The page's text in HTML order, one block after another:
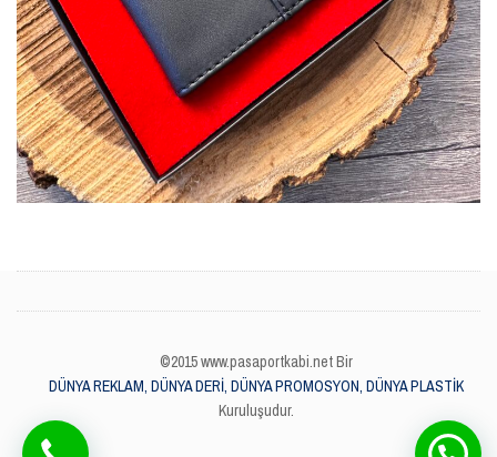
©2015 www.pasaportkabi.net Bir
DÜNYA REKLAM, DÜNYA DERİ, DÜNYA PROMOSYON, DÜNYA PLASTİK
Kuruluşudur.